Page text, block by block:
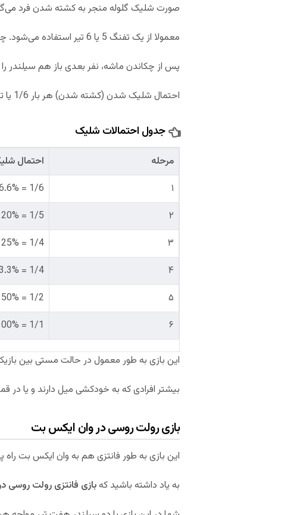
صورت شلیک گلوله منجر به کشته شدن فرد
معمولا از یک تفنگ 5 یا 6 تیر استفاده می‌شود. چندین بار سیلندر چرخانده می‌شود تا کسی نداند گلوله کجا قرار دارد.
پس از چکاندن ماشه، نفر بعدی باز هم سیلندر
احتمال شلیک شدن (کشته شدن) هر بار 1/6 یا تقریبا 16.67 درصد است که این احتمال هر بار بیشترمی‌شود.
جدول احتمالات شلیک
مرحله
احتمال
۱
1/6 = 16.6%
۲
1/5 = 20%
۳
1/4 = 25%
۴
1/4 = 33.3%
۵
1/2 = 50%
۶
1/1 = 100%
این بازی به طور معمول در حالت مستی بین
بیشتر افرادی که به خودکشی میل دارند و یا در
بازی رولت روسی در وان ایکس بت
این بازی به طور فانتزی هم به وان ایکس بت راه
به یاد داشته باشید کهبازی فانتزی رولت روسی